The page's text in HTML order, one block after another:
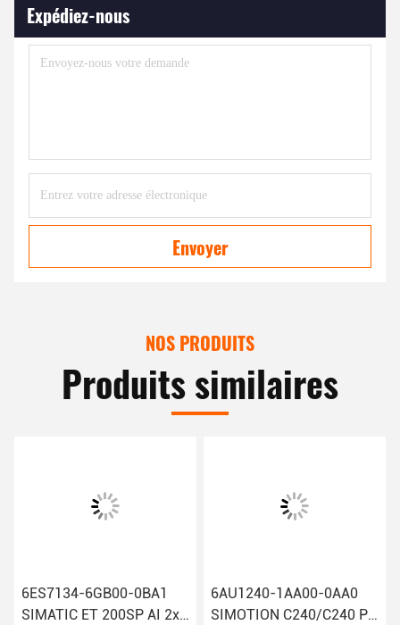
Expédiez-nous
Envoyer
NOS PRODUITS
Produits similaires
6ES7134-6GB00-0BA1
SIMATIC ET 200SP AI 2xI
6AU1240-1AA00-0AA0
SIMOTION C240/C240 PN